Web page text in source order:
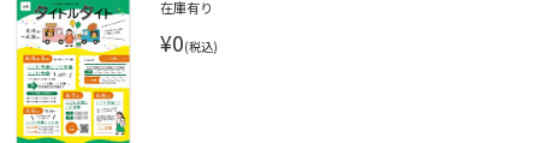
在庫有り
¥0(税込)